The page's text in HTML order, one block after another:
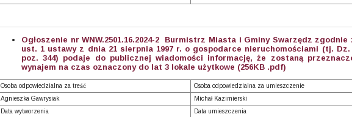
Ogłoszenie nr WNW.2501.16.2024-2 Burmistrz Miasta i Gminy Swarzędz zgodnie
ust. 1 ustawy z dnia 21 sierpnia 1997 r. o gospodarce nieruchomościami (tj. Dz.
poz. 344) podaje do publicznej wiadomości informację, że zostaną
wynajem na czas oznaczony do lat 3 lokale użytkowe (256KB .pdf)
Osoba odpowiedzialna za treść
Osoba odpowiedzialna za umieszczenie
Agnieszka Gawrysiak
Michał Kazimierski
Data wytworzenia
Data umieszczenia